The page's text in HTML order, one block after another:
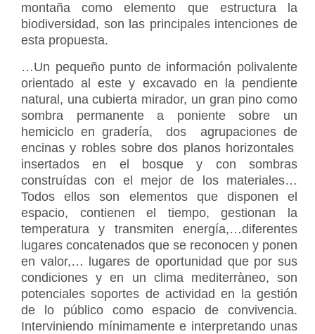
montaña como elemento que estructura la
biodiversidad, son las principales intenciones de
esta propuesta.
…Un pequeño punto de información polivalente
orientado al este y excavado en la pendiente
natural, una cubierta mirador, un gran pino como
sombra permanente a poniente sobre un
hemiciclo en gradería, dos agrupaciones de
encinas y robles sobre dos planos horizontales
insertados en el bosque y con sombras
construídas con el mejor de los materiales…
Todos ellos son elementos que disponen el
espacio, contienen el tiempo, gestionan la
temperatura y transmiten energía,…diferentes
lugares concatenados que se reconocen y ponen
en valor,… lugares de oportunidad que por sus
condiciones y en un clima mediterràneo, son
potenciales soportes de actividad en la gestión
de lo público como espacio de convivencia.
Interviniendo mínimamente e interpretando unas